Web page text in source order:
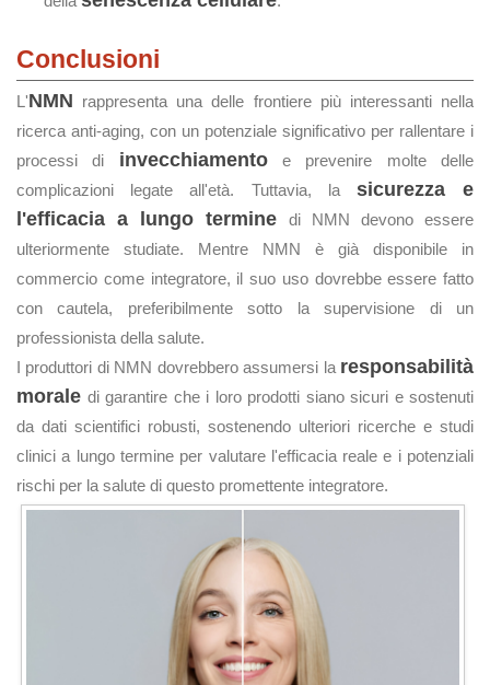
Conclusioni
L'NMN rappresenta una delle frontiere più interessanti nella
ricerca anti-aging, con un potenziale significativo per rallentare i
processi di invecchiamentoe prevenire molte delle
complicazioni legate all'età. Tuttavia, la sicurezza e
l'efficacia a lungo termine di NMN devono essere
ulteriormente studiate. Mentre NMN è già disponibile in
commercio come integratore, il suo uso dovrebbe essere fatto
con cautela, preferibilmente sotto la supervisione di un
professionista della salute.
I produttori di NMN dovrebbero assumersi la responsabilità
morale di garantire che i loro prodotti siano sicuri e sostenuti
da dati scientifici robusti, sostenendo ulteriori ricerche e studi
clinici a lungo termine per valutare l'efficacia reale e i potenziali
rischi per la salute di questo promettente integratore.